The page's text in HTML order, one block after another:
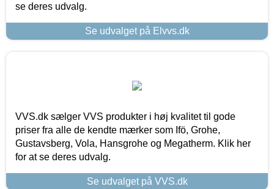
se deres udvalg.
Se udvalget på Elvvs.dk
VVS.dk sælger VVS produkter i høj kvalitet til gode
priser fra alle de kendte mærker som Ifö, Grohe,
Gustavsberg, Vola, Hansgrohe og Megatherm. Klik her
for at se deres udvalg.
Se udvalget på VVS.dk